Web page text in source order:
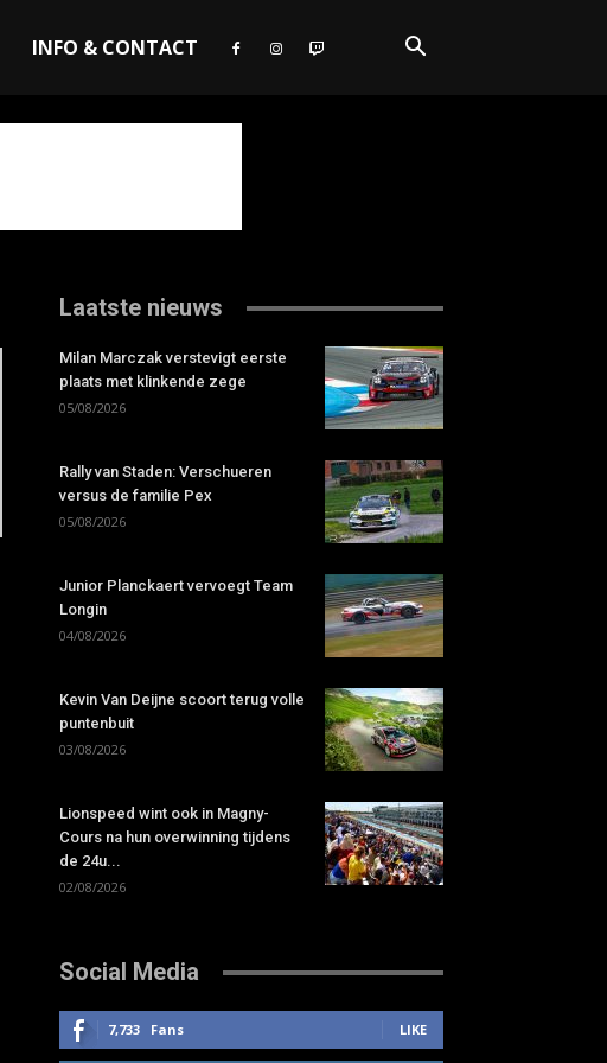
INFO & CONTACT
Laatste nieuws
Milan Marczak verstevigt eerste
plaats met klinkende zege
05/08/2026
Rally van Staden: Verschueren
versus de familie Pex
05/08/2026
Junior Planckaert vervoegt Team
Longin
04/08/2026
Kevin Van Deijne scoort terug volle
puntenbuit
03/08/2026
Lionspeed wint ook in Magny-
Cours na hun overwinning tijdens
de 24u...
02/08/2026
Social Media
7,733 Fans LIKE